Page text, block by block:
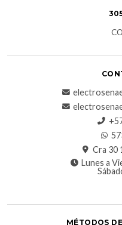
Cra 30
Lunes a
MÉTODOS